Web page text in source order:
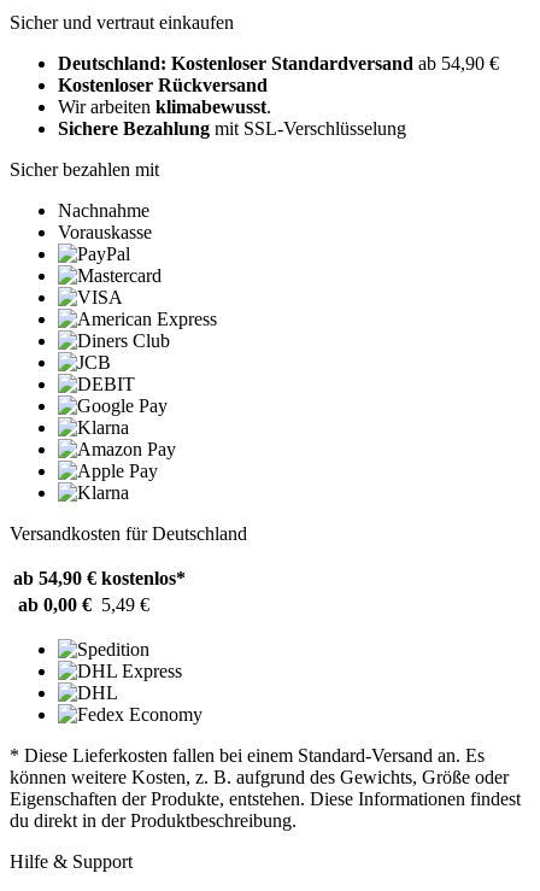
Sicher und vertraut einkaufen
Deutschland: Kostenloser Standardversand ab 54,90 €
Kostenloser Rückversand
Wir arbeiten klimabewusst.
Sichere Bezahlung mit SSL-Verschlüsselung
Sicher bezahlen mit
Nachnahme
Vorauskasse
Versandkosten für Deutschland
ab 54,90 € kostenlos*
ab 0,00 € 5,49 €
* Diese Lieferkosten fallen bei einem Standard-Versand an. Es
können weitere Kosten, z. B. aufgrund des Gewichts, Größe oder
Eigenschaften der Produkte, entstehen. Diese Informationen findest
du direkt in der Produktbeschreibung.
Hilfe & Support